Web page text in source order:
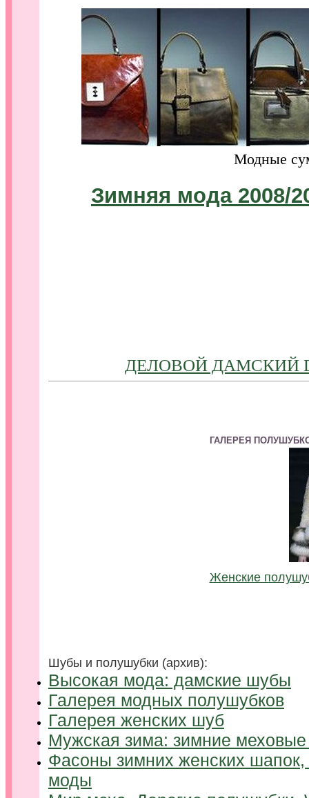
Модные
Зимняя мода 2008/
ДЕЛОВОЙ ДАМСКИЙ
ГАЛЕРЕЯ
Женские
Шубы и полушубки (архив):
Высокая мода: дамские шубы
Галерея модных полушубков
Галерея женских шуб
Мужская зима: зимние
Фасоны зимних женских
моды